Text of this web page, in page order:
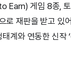
Earn) 게임 8종,
로 재판을 받고 있
계와 연동한 신작